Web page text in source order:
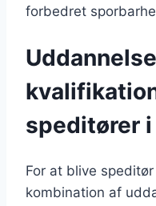
forbedret
speditører i
For at blive
kombination af